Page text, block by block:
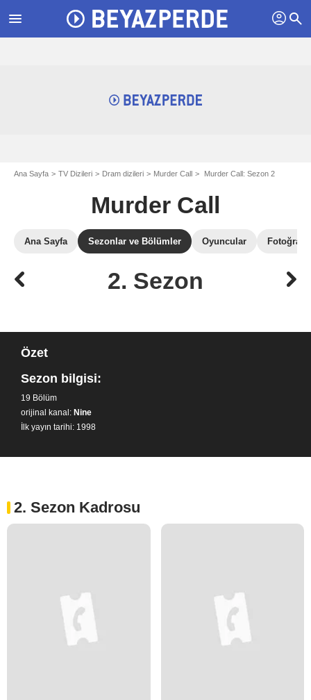
menu profil search
Ana Sayfa TV Dizileri Dram dizileri Murder Call Murder Call: Sezon 2
Murder Call
Ana Sayfa Sezonlar ve Bölümler Oyuncular
2. Sezon
Özet
Sezon bilgisi:
19 Bölüm
orijinal kanal: Nine
İlk yayın tarihi: 1998
2. Sezon Kadrosu